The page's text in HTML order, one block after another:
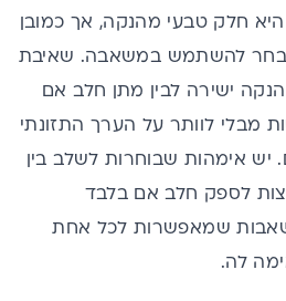
חלק טבעי מהנקה, אך כמובן
להשתמש במשאבה. שאיבת
ישירה לבין מתן חלב אם
מבלי לוותר על הערך התזונתי
יש אימהות שבוחרות לשלב בין
לספק חלב אם בלבד
משאבות שמאפשרות לכל אחת
לה.